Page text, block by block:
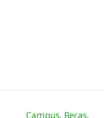
Campus, Becas,